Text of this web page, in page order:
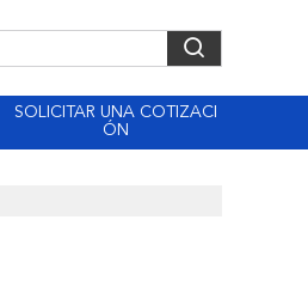
SOLICITAR UNA COTIZACI
ÓN